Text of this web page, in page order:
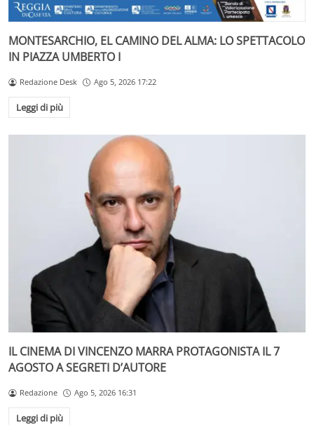
MONTESARCHIO, EL CAMINO DEL ALMA: LO SPETTACOLO
IN PIAZZA UMBERTO I
Redazione Desk Ago 5, 2026 17:22
Leggi di più
IL CINEMA DI VINCENZO MARRA PROTAGONISTA IL 7
AGOSTO A SEGRETI D’AUTORE
Redazione Ago 5, 2026 16:31
Leggi di più